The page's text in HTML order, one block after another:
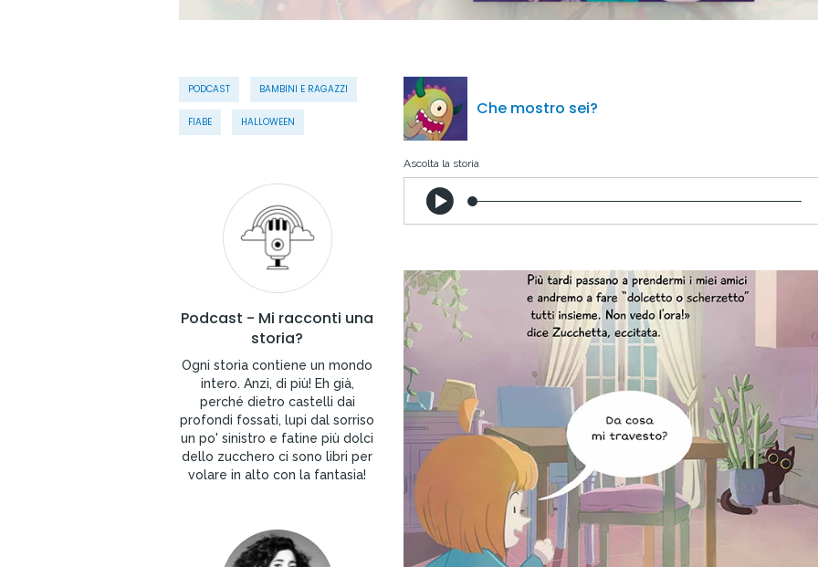
PODCAST BAMBINI E RAGAZZI
FIABE HALLOWEEN
Podcast - Mi racconti una
storia?
Ogni storia contiene un mondo
intero. Anzi, di più! Eh già,
perché dietro castelli dai
profondi fossati, lupi dal sorriso
un po' sinistro e fatine più dolci
dello zucchero ci sono libri per
volare in alto con la fantasia!
Che mostro sei?
Ascolta la storia